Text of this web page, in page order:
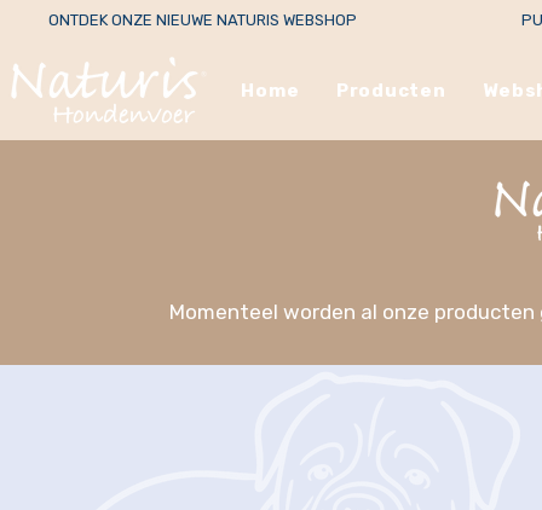
ONTDEK ONZE NIEUWE NATURIS WEBSHOP
Home Producten
Momenteel worden al onze